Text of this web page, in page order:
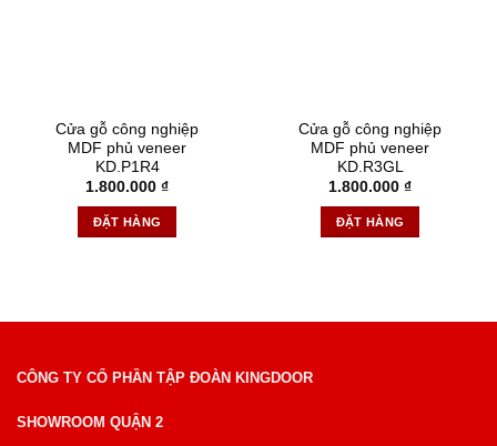
Cửa gỗ công nghiệp
MDF phủ veneer
KD.P1R4
1.800.000 ₫
ĐẶT HÀNG
Cửa gỗ công nghiệp
MDF phủ veneer
KD.R3GL
1.800.000 ₫
ĐẶT HÀNG
CÔNG TY CỔ PHẦN TẬP ĐOÀN KINGDOOR
SHOWROOM QUẬN 2